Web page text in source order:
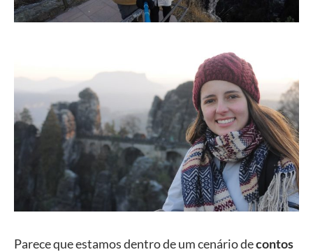
Parece que estamos dentro de um cenário decontos